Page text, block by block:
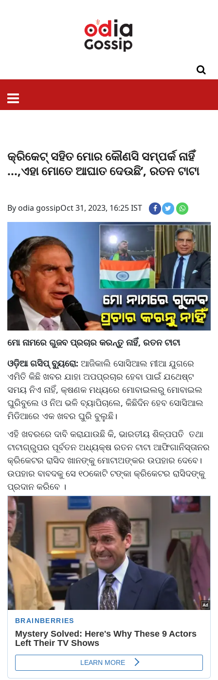
କ୍ରିକେଟ୍ ସହିତ ମୋର କୌଣସି ସମ୍ପର୍କ ନାହିଁ
...,ଏହା ମୋତେ ଆଘାତ ଦେଉଛି’, ରତନ ଟାଟା
By odia gossipOct 31, 2023, 16:25 IST
ମୋ ନାମରେ ଗୁଜବ ପ୍ରଚାର କରନ୍ତୁ ନାହିଁ, ରତନ ଟାଟା
ଓଡ଼ିଆ ଗସିପ୍ ବ୍ୟୁରୋ: ଆଜିକାଲି ସୋସିଆଲ ମୀଆ ଯୁଗରେ
ଏମିତି କିଛି ଖବର ଯାହା ଅପପ୍ରଚାର ହେବା ପାଇଁ ଯଥେଷ୍ଟ
ସମୟ ନିଏ ନାହିଁ, କ୍ଷଣକ ମଧ୍ୟରେ ମୋବାଇଲରୁ ମୋବାଇଲ
ଘୁରିବୁଲେ ଓ ନିଅ ଭଳି ବ୍ୟାପିଚାଲେ, କିଛିଦିନ ହେବ ସୋସିଆଲ
ମିଡିଆରେ ଏକ ଖବର ଘୁରି ବୁଲୁଛି।
ଏହି ଖବରରେ ଦାବି କରାଯାଉଛି କି, ଭାରତୀୟ ଶିଳ୍ପପତି ତଥା
ଟାଟାଗ୍ରୁପର ପୂର୍ବତନ ଅଧ୍ୟକ୍ଷ ରତନ ଟାଟା ଆଫିଗାନିସ୍ତାନର
କ୍ରିକେଟର ରାସିଦ ଖାନଙ୍କୁ ମୋଟାଅଙ୍କର ଉପହାର ଦେବେ।
ଉପହାର ବାବଦକୁ ସେ ୧୦କୋଟି ଟଙ୍କା କ୍ରିକେଟର ରାସିଦଙ୍କୁ
ପ୍ରଦାନ କରିବେ ।